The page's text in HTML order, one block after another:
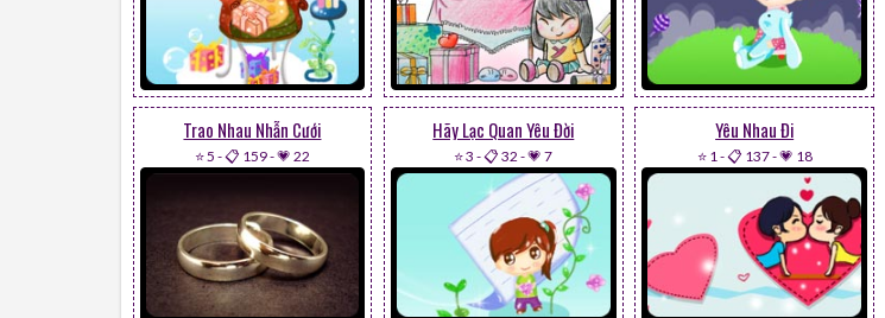
Trao Nhau Nhẫn Cưới
⭐ 5 -📋 159-💗 22
Hãy Lạc Quan Yêu Đời
⭐ 3 -📋 32 -💗 7
Yêu Nhau Đi
⭐ 1-📋 137-💗 18